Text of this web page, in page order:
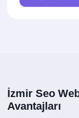
İzmir Seo
Avantajları